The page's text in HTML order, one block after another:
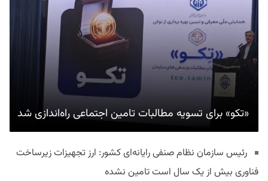
«تکو» برای تسویه مطالبات تامین اجتماعی راه‌اندازی شد
رئیس سازمان نظام صنفی رایانه‌ای کشور: ارز تجهیزات زیرساخت
فناوری بیش از یک سال است تامین نشده